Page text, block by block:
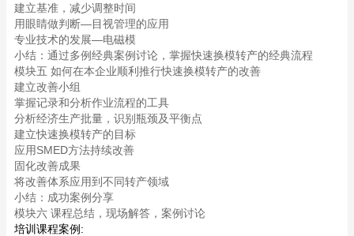
建立基准，减少调整时间
用眼睛做判断—目视管理的应用
专业技术的发展—电磁模
小结：通过多例经典案例讨论，掌握快速换模转产的经典流程
模块五 如何在本企业顺利推行快速换模转产的改善
建立改善小组
掌握记录和分析作业流程的工具
分析经济生产批量，识别瓶颈及平衡点
建立快速换模转产的目标
应用SMED方法持续改善
固化改善成果
将改善体系应用到不同转产领域
小结：成功案例分享
模块六 课程总结，现场解答，案例讨论
培训课程案例: